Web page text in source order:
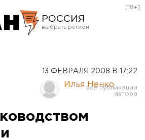
РОССИЯ
Курган
Оренбург
[18+]
13 ФЕВРАЛЯ 2008 В 17:22
Илья Ненко